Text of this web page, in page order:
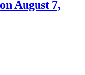
August 7,